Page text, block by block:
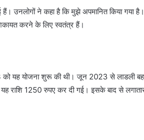
उनलोगों ने कहा है कि मुझे अपमानित किया गया
करने के लिए स्वतंत्र हैं।
को यह योजना शुरू की थी। जून 2023 से लाडली
राशि 1250 रुपए कर दी गई। इसके बाद से